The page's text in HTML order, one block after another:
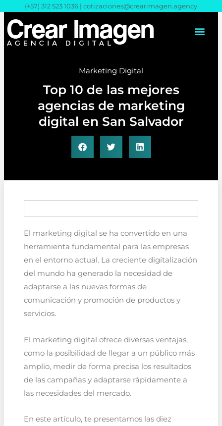
contenido
(+57) 312 523 1036 | cotizaciones@crearimagen.agency
Marketing Digital
Top 10 de las mejores
agencias de marketing
digital en San Salvador
El marketing digital se ha convertido en una
herramienta fundamental para las empresas
en el entorno actual. La creciente digitalización
del mundo ha generado la necesidad de
adaptarse a las nuevas formas de
comunicación y promoción de productos y
servicios.
El marketing digital ofrece diversas ventajas,
como la posibilidad de llegar a un público más
amplio, medir de forma precisa los resultados
de las campañas y adaptarse rápidamente a
las necesidades del mercado.
En este artículo, te presentamos las diez